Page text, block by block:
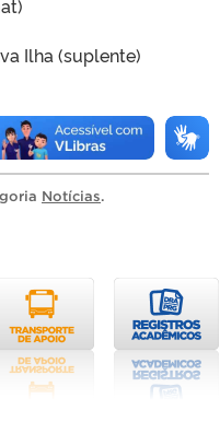
Ilha (suplente)
Notícias.